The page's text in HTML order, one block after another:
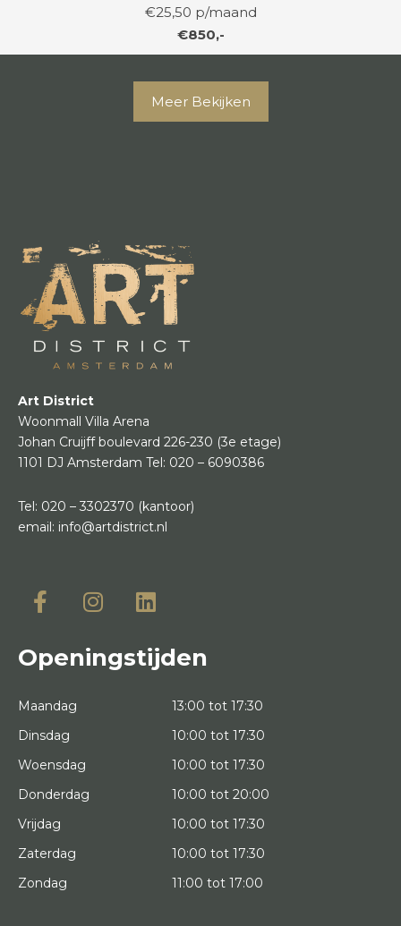
€25,50 p/maand
€850,-
Meer Bekijken
Art District
Woonmall Villa Arena
Johan Cruijff boulevard 226-230 (3e etage)
1101 DJ Amsterdam Tel: 020 – 6090386
Tel: 020 – 3302370 (kantoor)
email: info@artdistrict.nl
Openingstijden
Maandag
13:00 tot 17:30
Dinsdag
10:00 tot 17:30
Woensdag
10:00 tot 17:30
Donderdag
10:00 tot 20:00
Vrijdag
10:00 tot 17:30
Zaterdag
10:00 tot 17:30
Zondag
11:00 tot 17:00